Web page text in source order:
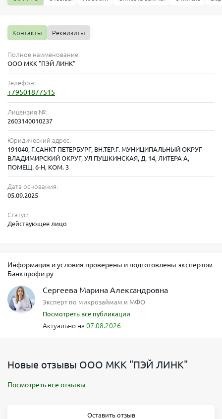
Контакты Реквизиты
Полное наименование:
ООО МКК "ПЭЙ ЛИНК"
Телефон:
+79501877515
Лицензия №:
2603140010237
Юридический адрес:
191040, Г.САНКТ-ПЕТЕРБУРГ, ВН.ТЕР.Г. МУНИЦИПАЛЬНЫЙ ОКРУГ
ВЛАДИМИРСКИЙ ОКРУГ, УЛ ПУШКИНСКАЯ, Д. 14, ЛИТЕРА А,
ПОМЕЩ. 6-Н, КОМ. 3
Дата основания:
05.09.2025
Статус:
Действующее лицо
Информация и условия проверены и подготовлены экспертом
Банкпрофи ру
Сергеева Марина Александровна
Эксперт по микрозаймам и МФО
Посмотреть все публикации
Актуально на 07.08.2026
Новые отзывы ООО МКК "ПЭЙ ЛИНК"
Посмотреть все отзывы
Оставить отзыв